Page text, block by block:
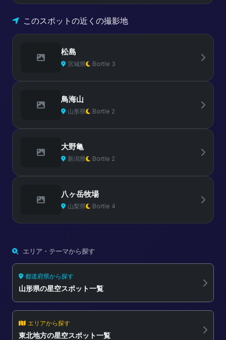
このスポットの近くの撮影地
松島
宮城県 Bortle 3
鳥海山
山形県 Bortle 2
大野亀
新潟県 Bortle 2
八ヶ岳牧場
山梨県 Bortle 4
エリア・テーマから探す
都道府県から探す
山形県の星空スポット一覧
エリアから探す
東北地方の星空スポット一覧